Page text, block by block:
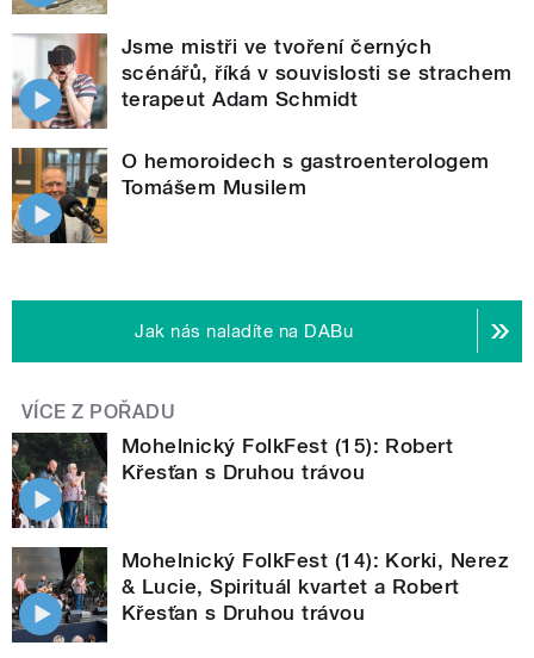
Jsme mistři ve tvoření černých
scénářů, říká v souvislosti se strachem
terapeut Adam Schmidt
O hemoroidech s gastroenterologem
Tomášem Musilem
Jak nás naladíte na DABu
VÍCE Z POŘADU
Mohelnický FolkFest (15): Robert
Křesťan s Druhou trávou
Mohelnický FolkFest (14): Korki, Nerez
& Lucie, Spirituál kvartet a Robert
Křesťan s Druhou trávou